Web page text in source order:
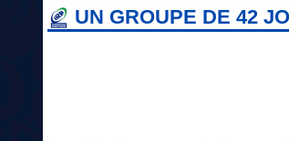
UN GROUPE DE 42